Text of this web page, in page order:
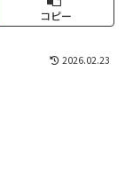
コピー
2026.02.23